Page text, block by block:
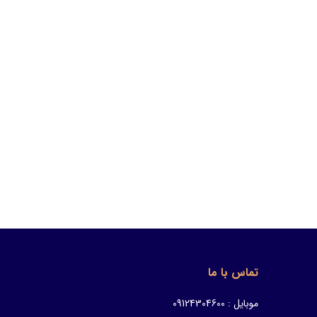
تماس با ما
موبایل : 09124304600